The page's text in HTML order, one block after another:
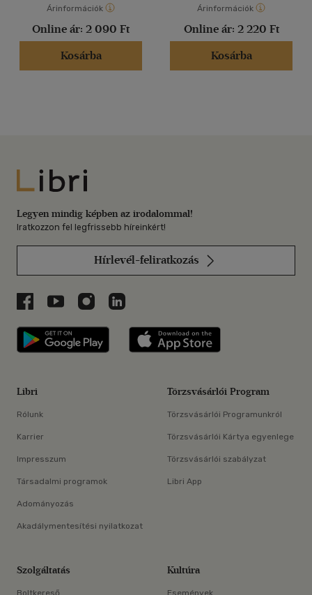
Árinformációk
Online ár: 2 090 Ft
Kosárba
Árinformációk
Online ár: 2 220 Ft
Kosárba
Libri
Legyen mindig képben az irodalommal!
Iratkozzon fel legfrissebb híreinkért!
Hírlevél-feliratkozás
Libri a Facebookon
Libri a Youtube-on
Libri az Instagramon
Libri a LinkedInen
Libri applikáció Szerezd meg: Google
Libri
Rólunk
Karrier
Impresszum
Társadalmi programok
Adományozás
Akadálymentesítési nyilatkozat
Törzsvásárlói Program
Törzsvásárlói Programunkról
Törzsvásárlói Kártya egyenlege
Törzsvásárlói szabályzat
Libri App
Szolgáltatás
Boltkereső
Kultúra
Események